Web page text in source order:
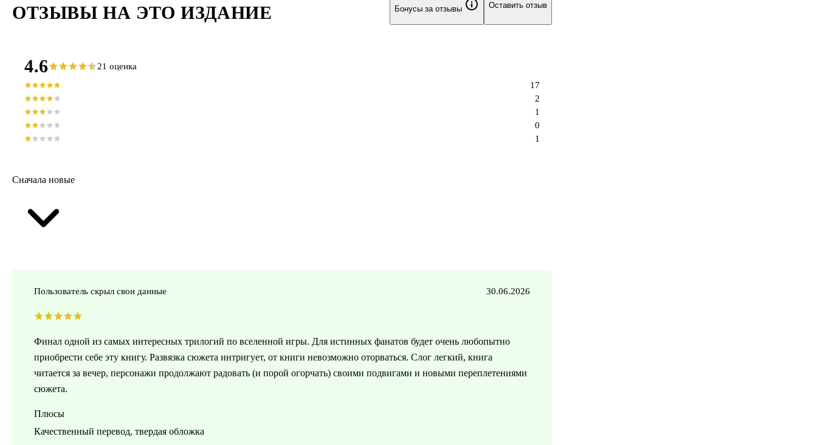
ОТЗЫВЫ НА ЭТО ИЗДАНИЕ Бонусы за отзывы Оставить отзыв
4.6 21 оценка
1
0
1
2
17
Сначала новые
Пользователь скрыл свои данные 30.06.2026
Финал одной из самых интересных трилогий по вселенной игры. Для истинных фанатов будет очень любопытно
приобрести себе эту книгу. Развязка сюжета интригует, от книги невозможно оторваться. Слог легкий, книга
читается за вечер, персонажи продолжают радовать (и порой огорчать) своими подвигами и новыми переплетениями
сюжета.
Плюсы
Качественный перевод, твердая обложка